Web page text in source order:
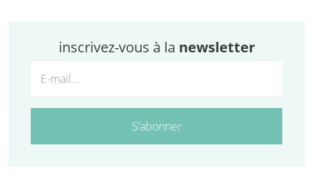
inscrivez-vous à la newsletter
S’abonner